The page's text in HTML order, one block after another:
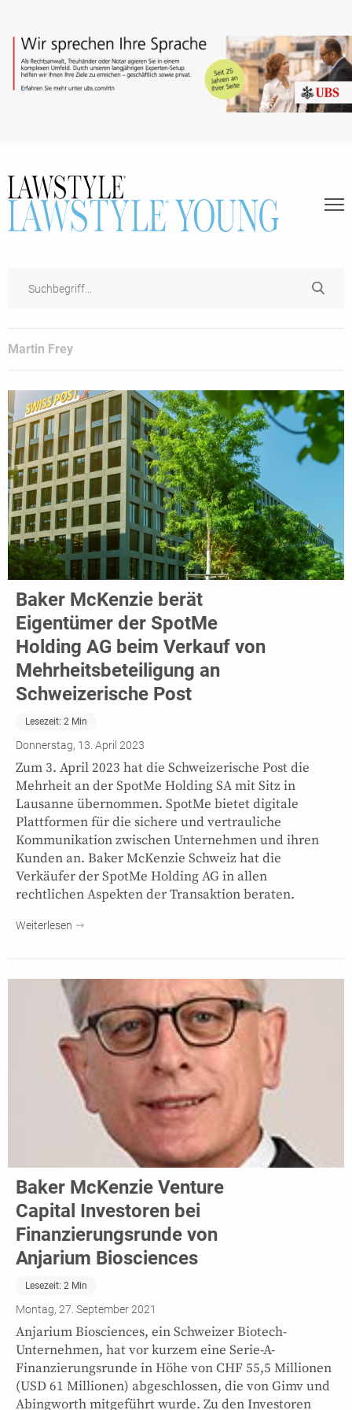
Martin Frey
Baker McKenzie berät
Eigentümer der SpotMe
Holding AG beim Verkauf von
Mehrheitsbeteiligung an
Schweizerische Post
Lesezeit: 2 Min
Donnerstag, 13. April 2023
Zum 3. April 2023 hat die Schweizerische Post die
Mehrheit an der SpotMe Holding SA mit Sitz in
Lausanne übernommen. SpotMe bietet digitale
Plattformen für die sichere und vertrauliche
Kommunikation zwischen Unternehmen und ihren
Kunden an. Baker McKenzie Schweiz hat die
Verkäufer der SpotMe Holding AG in allen
rechtlichen Aspekten der Transaktion beraten.
Weiterlesen
Baker McKenzie Venture
Capital Investoren bei
Finanzierungsrunde von
Anjarium Biosciences
Lesezeit: 2 Min
Montag, 27. September 2021
Anjarium Biosciences, ein Schweizer Biotech-
Unternehmen, hat vor kurzem eine Serie-A-
Finanzierungsrunde in Höhe von CHF 55,5 Millionen
(USD 61 Millionen) abgeschlossen, die von Gimv und
Abingworth mitgeführt wurde. Zu den Investoren